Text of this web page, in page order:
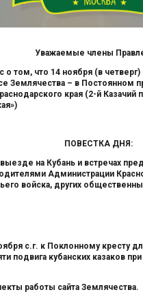
Уважаемые члены
том, что 14 ноября (в четверг)
Землячества – в Постоянном
края (2-й Казачий
ПОВЕСТКА ДНЯ:
на Кубань и встречах
Администрации
войска, других
с.г. к Поклонному кресту
подвига кубанских казаков
работы сайта Землячества.